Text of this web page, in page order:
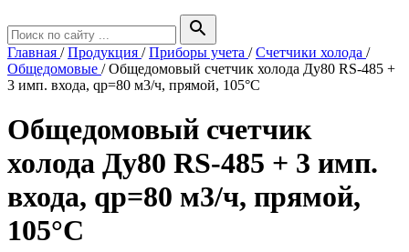
search
Главная /Продукция /Приборы учета /Счетчики холода /
Общедомовые /Общедомовый счетчик холода Ду80 RS-485 +
3 имп. входа, qp=80 м3/ч, прямой, 105°C
Общедомовый счетчик
холода Ду80 RS-485 + 3 имп.
входа, qp=80 м3/ч, прямой,
105°C